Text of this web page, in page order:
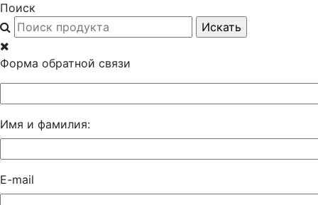
Поиск
Форма обратной связи
Имя и фамилия:
E-mail